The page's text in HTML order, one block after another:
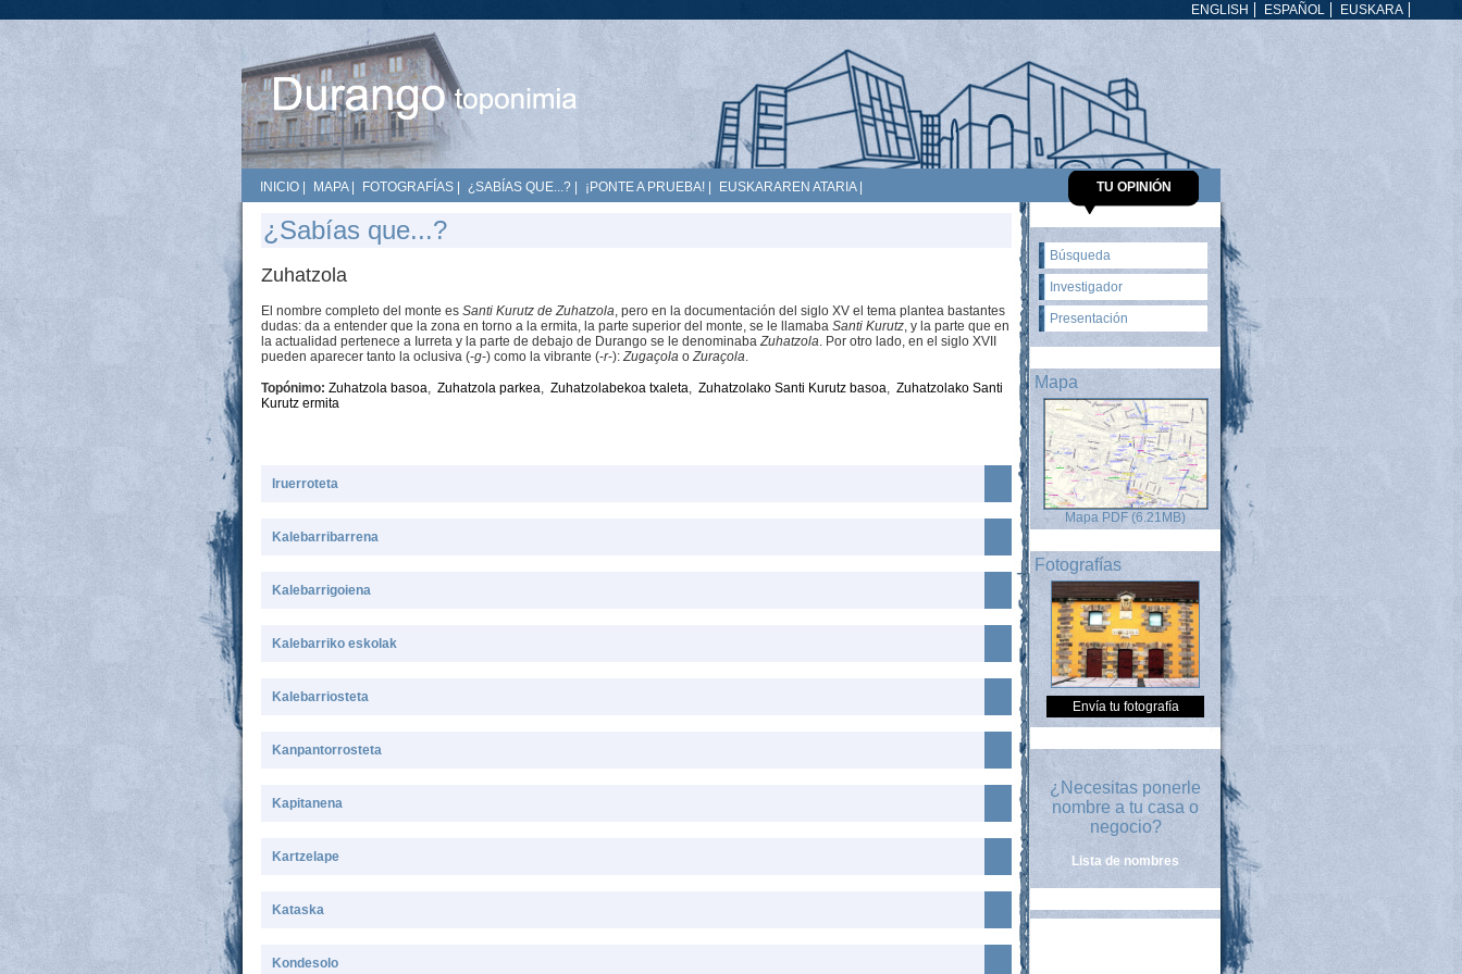
EUSKARA
ESPAÑOL
ENGLISH
INICIO MAPA| FOTOGRAFÍAS ¿SABÍAS QUE...? ¡PONTE A PRUEBA! EUSKARAREN ATARIA| TU OPINIÓN
¿Sabías que...?
Zuhatzola
El nombre completo del monte es Santi Kurutz de Zuhatzola, pero en la documentación del siglo XV el tema plantea bastantes
dudas: da a entender que la zona en torno a la ermita, la parte superior del monte, se le llamaba Santi Kurutz, y la parte que en
la actualidad pertenece a Iurreta y la parte de debajo de Durango se le denominabaZuhatzola. Por otro lado, en el siglo XVII
pueden aparecer tanto la oclusiva (-g-) como la vibrante (-r-):Zugaçola oZuraçola.
Topónimo: Zuhatzola basoa, Zuhatzola parkea, Zuhatzolabekoa txaleta, Zuhatzolako Santi Kurutz basoa, Zuhatzolako Santi
Kurutz ermita
Iruerroteta
Kalebarribarrena
Kalebarrigoiena
Kalebarriko eskolak
Kalebarriosteta
Kanpantorrosteta
Kapitanena
Kartzelape
Kataska
Kondesolo
Búsqueda
Investigador
Presentación
Mapa
Mapa PDF (6.21MB)
Fotografías
Envía tu fotografía
¿Necesitas ponerle
nombre a tu casa o
negocio?
Lista de nombres